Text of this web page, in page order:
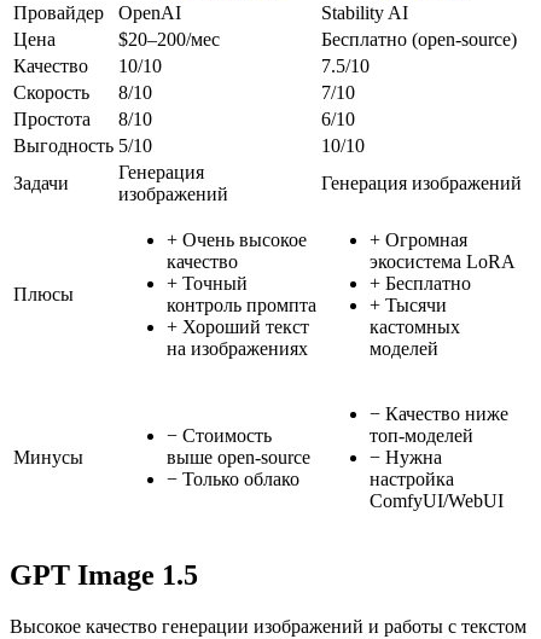
Провайдер
OpenAI
Stability AI
Цена
$20–200/мес
Бесплатно (open-source)
Качество
10/10 7.5/10
Скорость
8/10 7/10
Простота
8/10 6/10
Выгодность 5/10 10/10
Задачи
Генерация
изображений
Генерация изображений
Плюсы
+ Очень высокое
качество
+ Точный
контроль промпта
+ Хороший текст
на изображениях
+ Огромная
экосистема LoRA
+ Бесплатно
+ Тысячи
кастомных
моделей
Минусы
− Стоимость
выше open-source
− Только облако
− Качество ниже
топ-моделей
− Нужна
настройка
ComfyUI/WebUI
GPT Image 1.5
Высокое качество генерации изображений и работы с текстом